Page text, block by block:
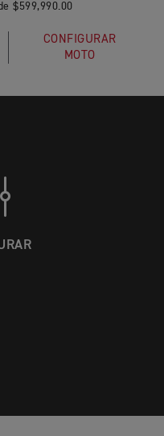
$599,990.00
CONFIGURAR
MOTO